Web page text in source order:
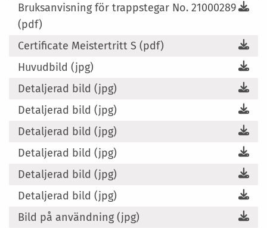
Bruksanvisning för trappstegar No. 21000289
(pdf)
Certificate Meistertritt S (pdf)
Huvudbild (jpg)
Detaljerad bild (jpg)
Detaljerad bild (jpg)
Detaljerad bild (jpg)
Detaljerad bild (jpg)
Detaljerad bild (jpg)
Detaljerad bild (jpg)
Bild på användning (jpg)